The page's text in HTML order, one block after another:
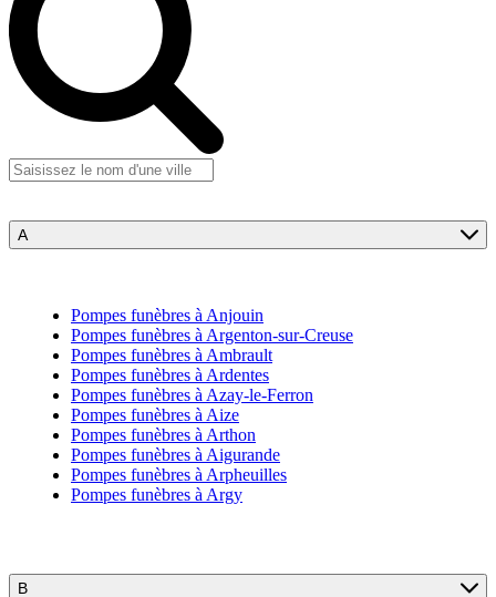
A
Pompes funèbres à Anjouin
Pompes funèbres à Argenton-sur-Creuse
Pompes funèbres à Ambrault
Pompes funèbres à Ardentes
Pompes funèbres à Azay-le-Ferron
Pompes funèbres à Aize
Pompes funèbres à Arthon
Pompes funèbres à Aigurande
Pompes funèbres à Arpheuilles
Pompes funèbres à Argy
B